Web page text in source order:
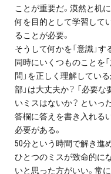
ことが重要だ。漠然と机
何を目的として学習して
ることが必要。
そうして何かを「意識」
同時にいくつものことを
問」を正しく理解している
部」は大丈夫か？ 「必要
いミスはないか？ といっ
答欄に答えを書き入れる
必要がある。
50分という時間で解き進
ひとつのミスが致命的に
いと思った方がいい。常